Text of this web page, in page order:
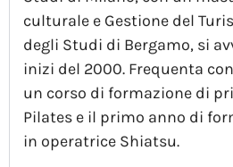
culturale e Gestione del
degli Studi di Bergamo, si
inizi del 2000. Frequenta
un corso di formazione di
Pilates e il primo anno di
in operatrice Shiatsu.